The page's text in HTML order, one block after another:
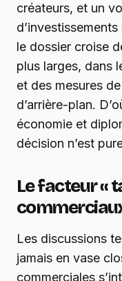
créateurs, et un
le dossier croise
plus larges, dans
et des mesures
d’arrière-plan.
économie et
décision n’est
Le facteur «
Les discussions
jamais en vase
commerciales